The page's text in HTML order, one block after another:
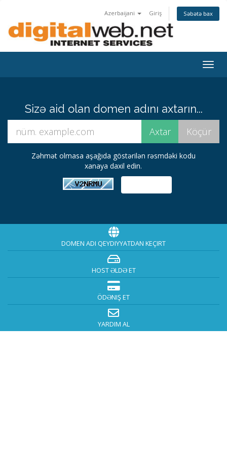
Azerbaijani Giriş Səbətə bax
Sizə aid olan domen adını axtarın...
Zəhmət olmasa aşağıda göstərilən rəsmdəki kodu
xanaya daxil edin.
DOMEN ADI QEYDIYYATDAN KEÇIRT
HOST ƏLDƏ ET
ÖDƏNIŞ ET
YARDIM AL